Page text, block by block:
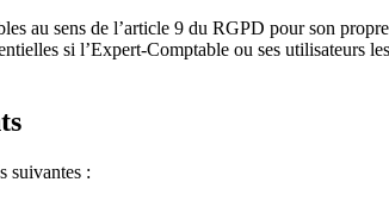
au sens de l’article 9 du RGPD pour son
si l’Expert-Comptable ou ses utilisateurs
suivantes :